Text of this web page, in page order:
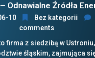
Odnawialne Źródła
10 Bez kategorii
comments
firma z siedzibą w
śląskim, zajmująca